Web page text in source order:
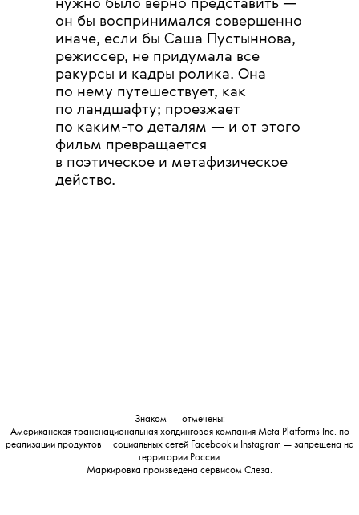
нужно было верно представить —
он бы воспринимался совершенно
иначе, если бы Саша Пустыннова,
режиссер, не придумала все
ракурсы и кадры ролика. Она
по нему путешествует, как
по ландшафту; проезжает
по каким-то деталям — и от этого
фильм превращается
в поэтическое и метафизическое
действо.
Знаком
отмечены:
Американская транснациональная холдинговая компания Meta Platforms Inc. по
реализации продуктов ‒ социальных сетей Facebook и Instagram — запрещена на
территории России.
Маркировка произведена сервисом Слеза.